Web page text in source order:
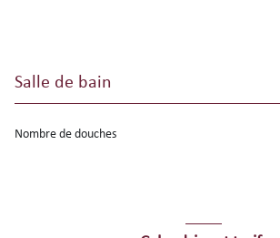
Salle de bain
Nombre de douches